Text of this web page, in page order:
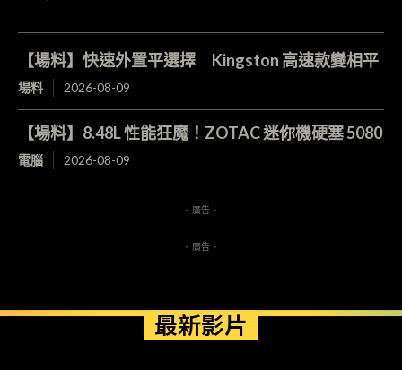
【場料】快速外置平選擇 Kingston 高速款變相平
場料 2026-08-09
【場料】8.48L 性能狂魔！ZOTAC 迷你機硬塞 5080
電腦 2026-08-09
- 廣告 -
- 廣告 -
最新影片